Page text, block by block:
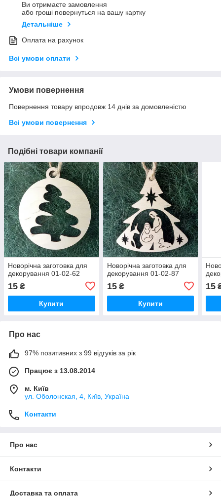
Ви отримаєте замовлення
або гроші повернуться на вашу картку
Детальніше
Оплата на рахунок
Всі умови оплати
Умови повернення
Повернення товару впродовж 14 днів за домовленістю
Всі умови повернення
Подібні товари компанії
Новорічна заготовка для
декорування 01-02-62
15 ₴
Купити
Новорічна заготовка для
декорування 01-02-87
15₴
Купити
15
Про нас
97% позитивних з 99 відгуків за рік
Працює з 13.08.2014
м. Київ
ул. Оболонская, 4, Київ, Україна
Контакти
Про нас
Контакти
Доставка та оплата